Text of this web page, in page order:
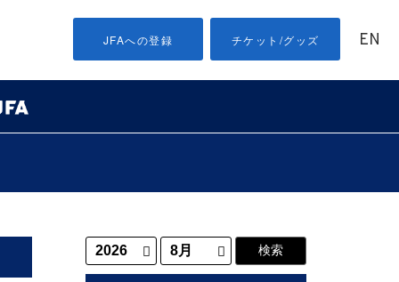
JFAへの登録 チケット/グッズ EN